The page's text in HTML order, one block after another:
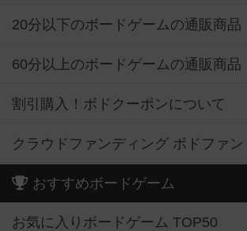
20分以下のボードゲームの通販商品
60分以上のボードゲームの通販商品
割引購入！ボドクーポンについて
クラウドファンディング ボドファン
おすすめボードゲーム
お気に入りボードゲーム TOP50